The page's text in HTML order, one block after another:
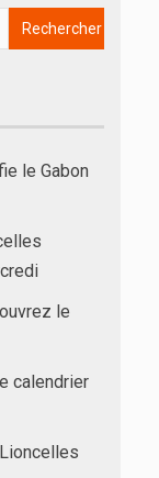
le Gabon
le
calendrier